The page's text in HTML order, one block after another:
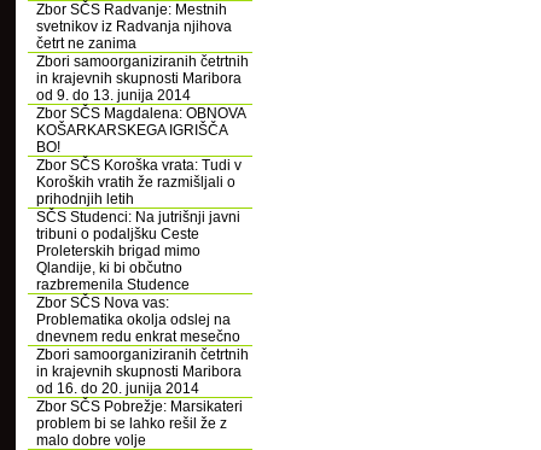
Zbor SČS Radvanje: Mestnih
svetnikov iz Radvanja njihova
četrt ne zanima
Zbori samoorganiziranih četrtnih
in krajevnih skupnosti Maribora
od 9. do 13. junija 2014
Zbor SČS Magdalena: OBNOVA
KOŠARKARSKEGA IGRIŠČA
BO!
Zbor SČS Koroška vrata: Tudi v
Koroških vratih že razmišljali o
prihodnjih letih
SČS Studenci: Na jutrišnji javni
tribuni o podaljšku Ceste
Proleterskih brigad mimo
Qlandije, ki bi občutno
razbremenila Studence
Zbor SČS Nova vas:
Problematika okolja odslej na
dnevnem redu enkrat mesečno
Zbori samoorganiziranih četrtnih
in krajevnih skupnosti Maribora
od 16. do 20. junija 2014
Zbor SČS Pobrežje: Marsikateri
problem bi se lahko rešil že z
malo dobre volje